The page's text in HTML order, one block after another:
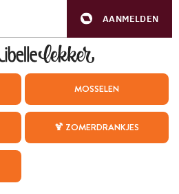
AANMELDEN
MOSSELEN
🍹 ZOMERDRANKJES